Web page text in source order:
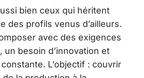
bien ceux qui héritent
des profils venus d’ailleurs.
avec des exigences
un besoin d’innovation et
L’objectif : couvrir